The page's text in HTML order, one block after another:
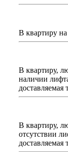
В квартиру
В квартиру,
наличии
доставляемая
В квартиру,
отсутствии
доставляемая